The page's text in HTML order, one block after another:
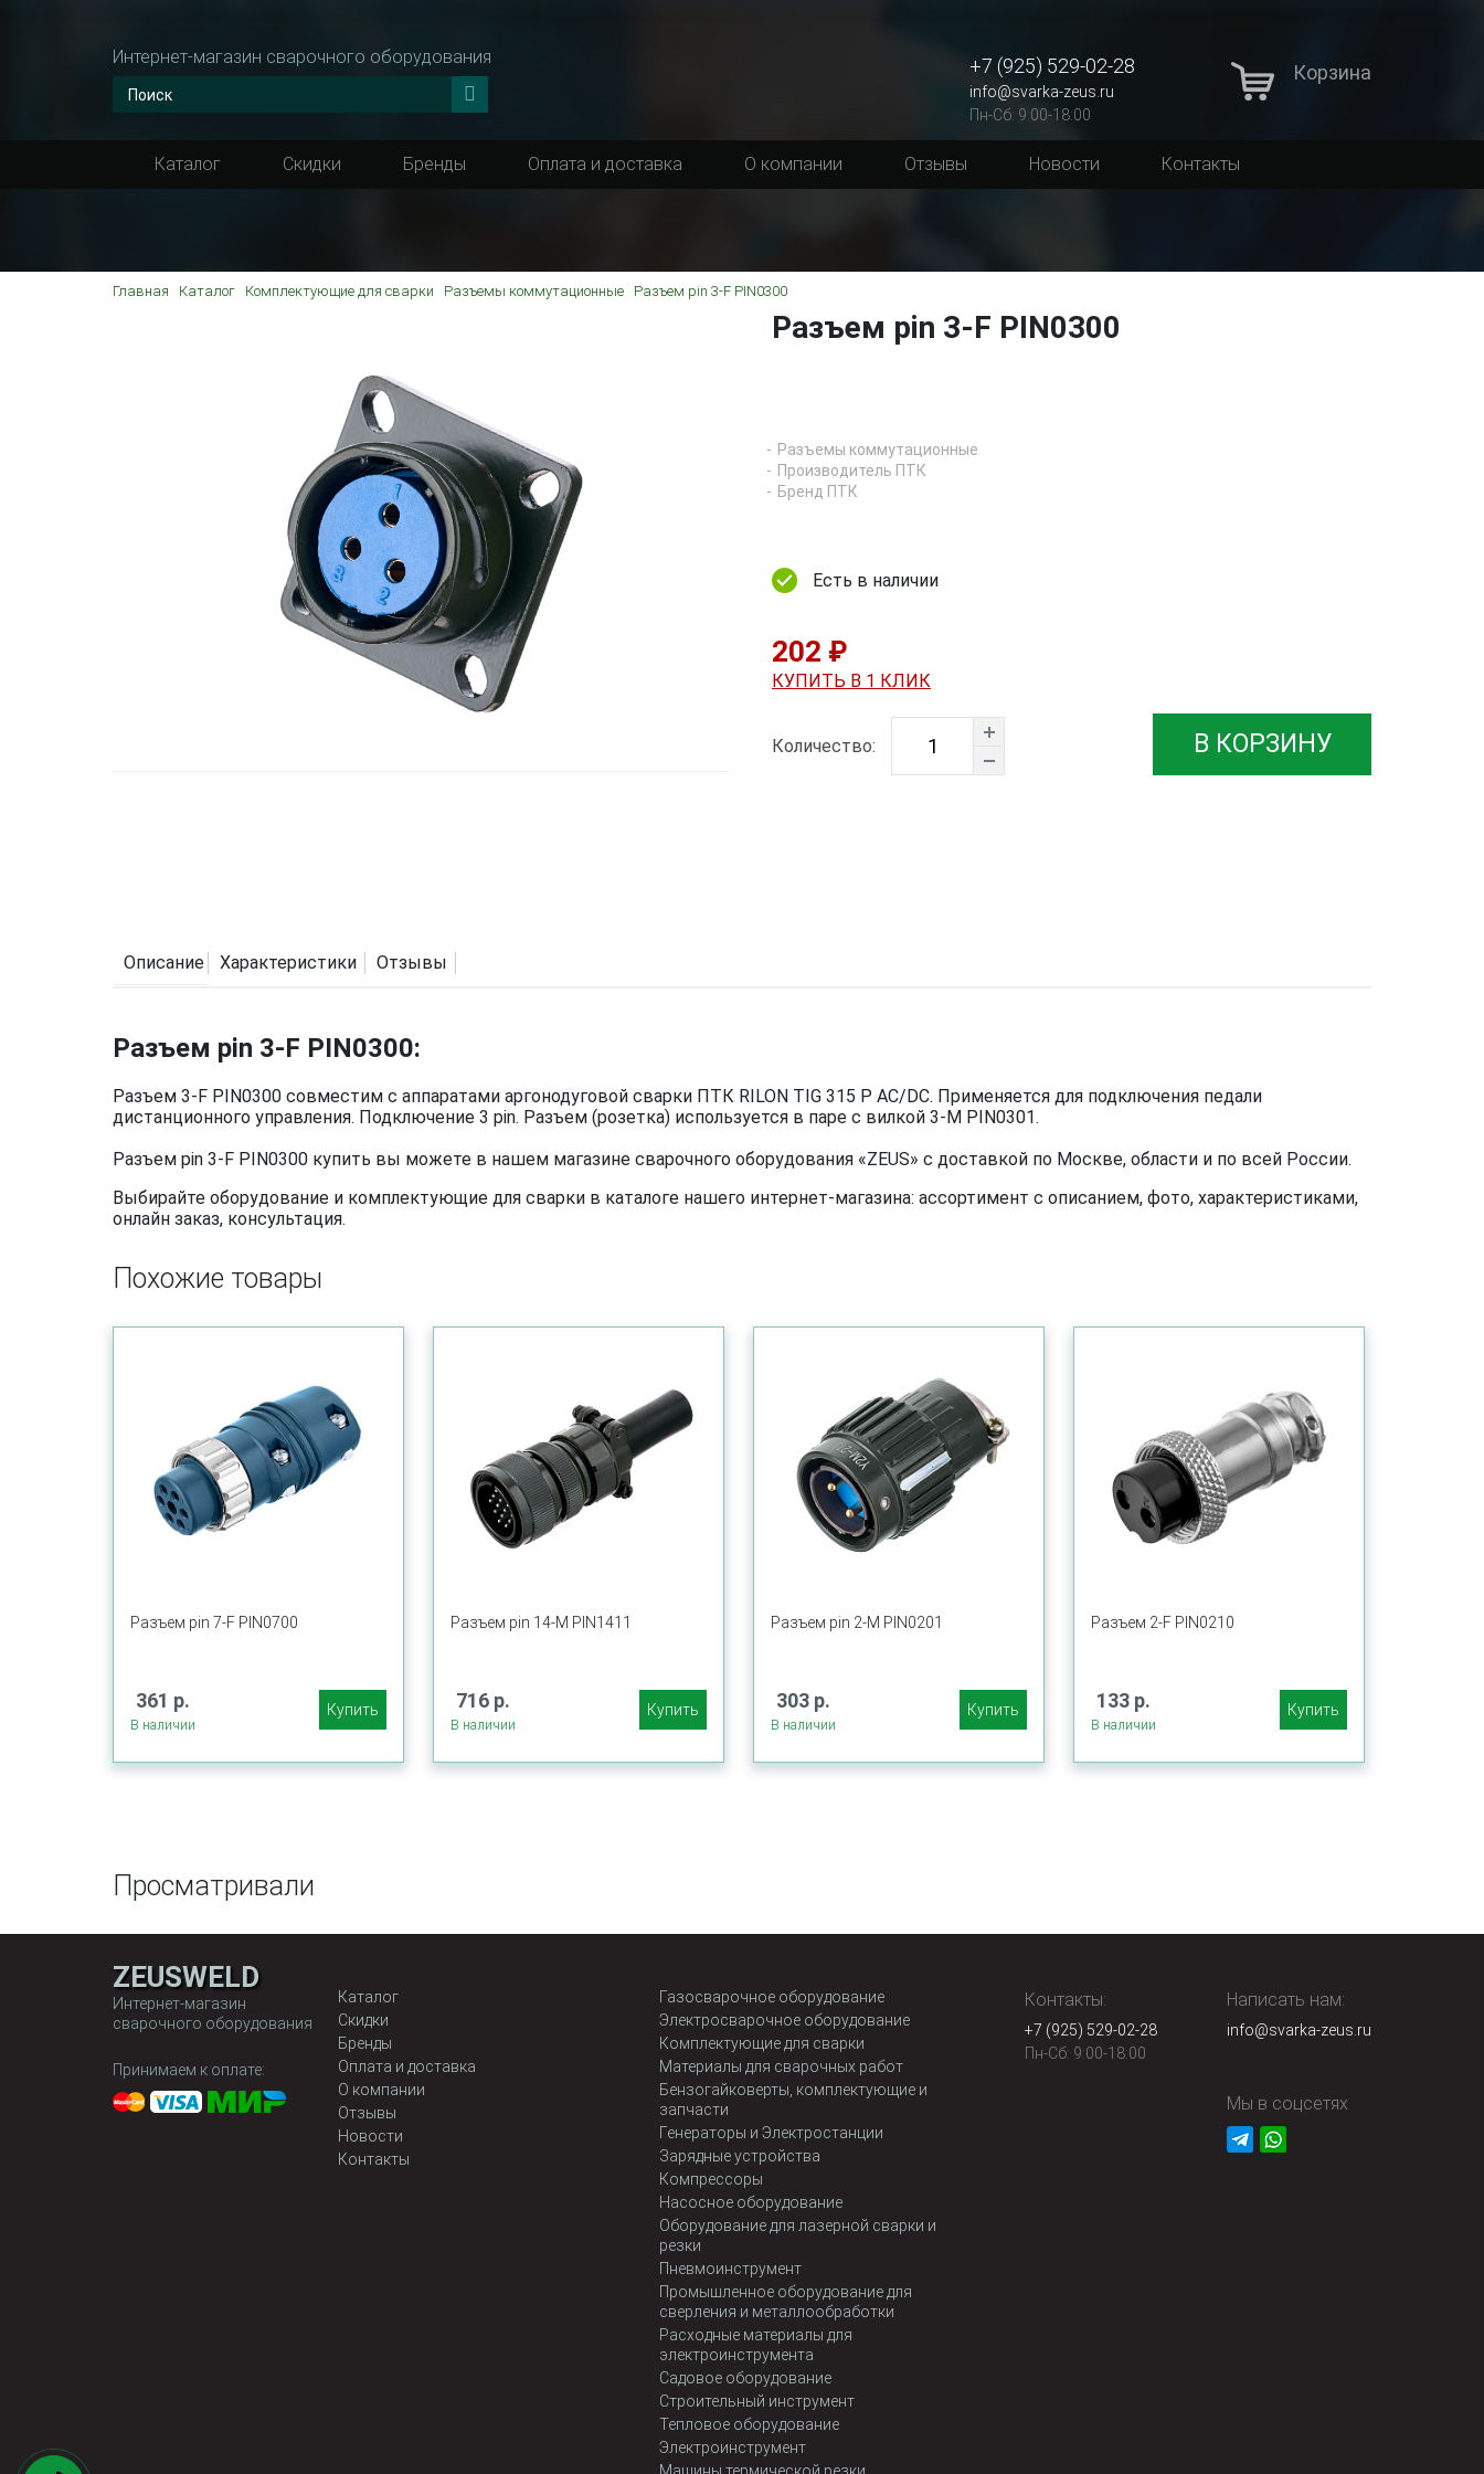
Интернет-магазин сварочного оборудования +7 (925) 529-02-28
info@svarka-zeus.ru
Пн-Сб: 9:00-18:00
Корзина
Каталог Скидки Бренды Оплата и доставка О компании Отзывы Новости Контакты
Главная Каталог Комплектующие для сварки Разъемы коммутационные Разъем pin 3-F PIN0300
Разъем pin 3-F PIN0300
Разъемы коммутационные
Производитель ПТК
Бренд ПТК
Есть в наличии
202 ₽
КУПИТЬ В 1 КЛИК
Количество: В КОРЗИНУ
Описание Характеристики Отзывы
Разъем pin 3-F PIN0300:
Разъем 3-F PIN0300 совместим с аппаратами аргонодуговой сварки ПТК RILON TIG 315 P AC/DC. Применяется для подключения педали
дистанционного управления. Подключение 3 pin. Разъем (розетка) используется в паре с вилкой 3-M PIN0301.
Разъем pin 3-F PIN0300 купить вы можете в нашем магазине сварочного оборудования «ZEUS» с доставкой по Москве, области и по всей России.
Выбирайте оборудование и комплектующие для сварки в каталоге нашего интернет-магазина: ассортимент с описанием, фото, характеристиками,
онлайн заказ, консультация.
Похожие товары
Разъем pin 7-F PIN0700
361 р.
В наличии
Купить
Разъем pin 14-M PIN1411
716 р.
В наличии
Купить
Разъем pin 2-M PIN0201
303 р.
В наличии
Купить
Разъем 2-F PIN0210
133 р.
В наличии
Купить
Просматривали
ZEUSWELD
Интернет-магазин
сварочного оборудования
Принимаем к оплате:
Каталог
Скидки
Бренды
Оплата и доставка
О компании
Отзывы
Новости
Контакты
Газосварочное оборудование
Электросварочное оборудование
Комплектующие для сварки
Материалы для сварочных работ
Бензогайковерты, комплектующие и
запчасти
Генераторы и Электростанции
Зарядные устройства
Компрессоры
Насосное оборудование
Оборудование для лазерной сварки и
резки
Пневмоинструмент
Промышленное оборудование для
сверления и металлообработки
Расходные материалы для
электроинструмента
Садовое оборудование
Строительный инструмент
Тепловое оборудование
Электроинструмент
Контакты:
+7 (925) 529-02-28
Пн-Сб: 9:00-18:00
Написать нам:
info@svarka-zeus.ru
Мы в соцсетях